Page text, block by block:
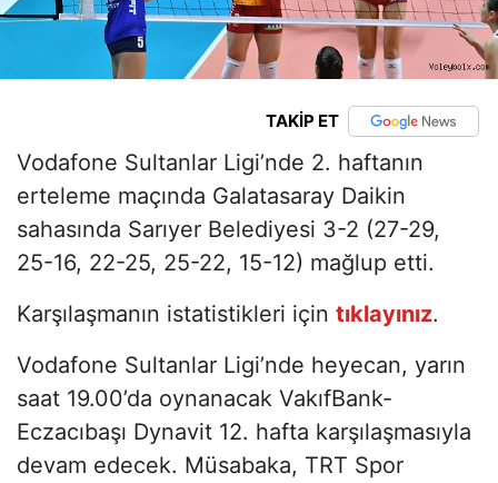
TAKİP ET
Vodafone Sultanlar Ligi’nde 2. haftanın
erteleme maçında Galatasaray Daikin
sahasında Sarıyer Belediyesi 3-2 (27-29,
25-16, 22-25, 25-22, 15-12) mağlup etti.
Karşılaşmanın istatistikleri için tıklayınız.
Vodafone Sultanlar Ligi’nde heyecan, yarın
saat 19.00’da oynanacak VakıfBank-
Eczacıbaşı Dynavit 12. hafta karşılaşmasıyla
devam edecek. Müsabaka, TRT Spor